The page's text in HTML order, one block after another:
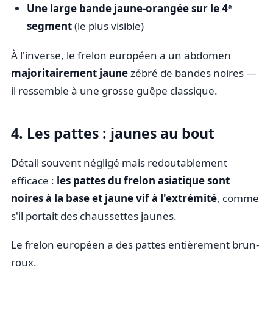
Une large bande jaune-orangée sur le 4ᵉ
segment(le plus visible)
À l'inverse, le frelon européen a un abdomen
majoritairement jaune zébré de bandes noires —
il ressemble à une grosse guêpe classique.
4. Les pattes : jaunes au bout
Détail souvent négligé mais redoutablement
efficace : les pattes du frelon asiatique sont
noires à la base et jaune vif à l'extrémité, comme
s'il portait des chaussettes jaunes.
Le frelon européen a des pattes entièrement brun-
roux.